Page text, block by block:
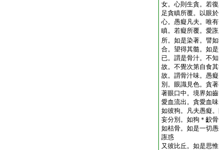
女。心則生貪。若
足貪瞋所覆。以眼
心。愚癡凡夫。唯
瞋。若癡所覆。愛
所。如是染著。譬
合。望得其髓。如
已。謂是骨汁。不
故。不覺次第自食
故。謂骨汁味。愚
別。眼識見色。貪
著眼口中。境界如
愛血流出。貪愛血
如彼狗。凡夫愚癡
妄分別。如狗＊齩
如枯骨。如是一切
誑惑
又彼比丘。如是思